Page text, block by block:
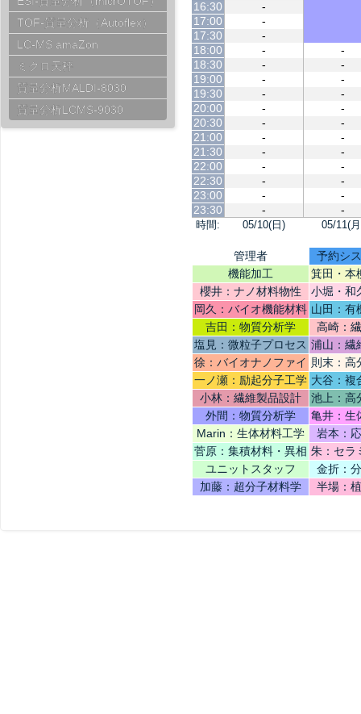
TOF-質量分析（Autoflex）
LC-MS amaZon
ミクロ天秤
質量分析MALDI-8030
質量分析LCMS-9030
時間: 05/10(日) 05/11(
16:30
-
17:00
-
17:30
-
18:00
-
-
18:30
-
-
19:00
-
-
19:30
-
-
20:00
-
-
20:30
-
-
21:00
-
-
21:30
-
-
22:00
-
-
22:30
-
-
23:00
-
-
23:30
- -
管理者
予約シ
機能加工
箕田・本
櫻井：ナノ材料物性
小堀・和
体高
岡久：バイオ機能材料 山田：有
吉田：物質分析学
高崎：
塩見：微粒子プロセス
工学
浦山：繊
ユ
徐：バイオナノファイ
バー
則末：高
一ノ瀬：励起分子工学 大谷：複
小林：繊維製品設計
池上：高
外間：物質分析学
亀井：生
Marin：生体材料工学
岩本：
菅原：集積材料・異相
界面科学
朱：セラ
ユニットスタッフ
金折：
加藤：超分子材料学
半場：